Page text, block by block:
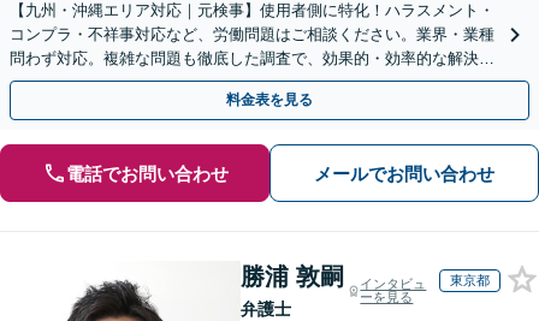
【九州・沖縄エリア対応｜元検事】使用者側に特化！ハラスメント・
コンプラ・不祥事対応など、労働問題はご相談ください。業界・業種
問わず対応。複雑な問題も徹底した調査で、効果的・効率的な解決を
目指します。セカンドオピニオン可【休日・夜間相談可】
料金表を見る
電話でお問い合わせ メールでお問い合わせ
勝浦 敦嗣
弁護士
インタビュ
ーを見る
東京都